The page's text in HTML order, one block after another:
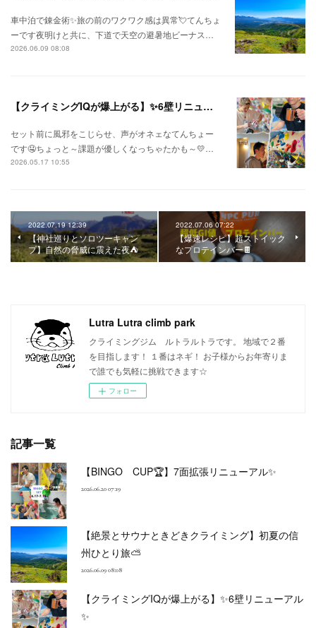
車中泊で錬金術✨旅の前のワクワク感は異常💘てんちょ
ーです夜明けと共に、下道で天空の避暑地ビーナス…
2026.06.09 08:08
【クライミングIQが爆上がる】✨6壁リニューアル✨
セット前に風邪をこじらせ、声がオネェなてんちょー
です🤤ちょっと～課題が優しくなっちゃたかも～💛…
2026.05.17 10:55
2022.07.19 12:39
【神社巡りとソロツーキャン
プ】自然の脅威に震えた夜⛺
2022.07.06 07:22
【爆速レシピ】超ストイック
なプロテインバー🍫
Lutra Lutra climb park
クライミングジム ルトラルトラです。 地域で２番
を目指します！ １番はネギ！ お子様からお年寄りま
で誰でも気軽に挑戦できます☆
フォロー
記事一覧
【BINGO CUP🏆】7面拡張リニューアル✨
2026.06.20 07:19
【絶景とサウナときどきクライミング】初夏の信
州ひとり旅⛅
2026.06.09 08:08
【クライミングIQが爆上がる】✨6壁リニューアル
✨